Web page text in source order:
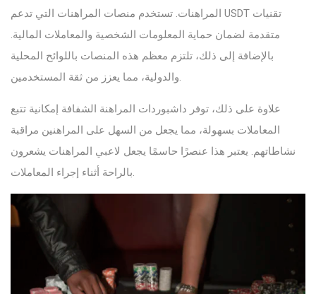
المراهنات. تستخدم منصات المراهنات التي تدعم USDT تقنيات
متقدمة لضمان حماية المعلومات الشخصية والمعاملات المالية.
بالإضافة إلى ذلك، تلتزم معظم هذه المنصات باللوائح المحلية
والدولية، مما يعزز من ثقة المستخدمين.
علاوة على ذلك، توفر داشبوردات المراهنة الشفافة إمكانية تتبع
المعاملات بسهولة، مما يجعل من السهل على المراهنين مراقبة
نشاطاتهم. يعتبر هذا عنصرًا حاسمًا يجعل لاعبي المراهنات يشعرون
بالراحة أثناء إجراء المعاملات.